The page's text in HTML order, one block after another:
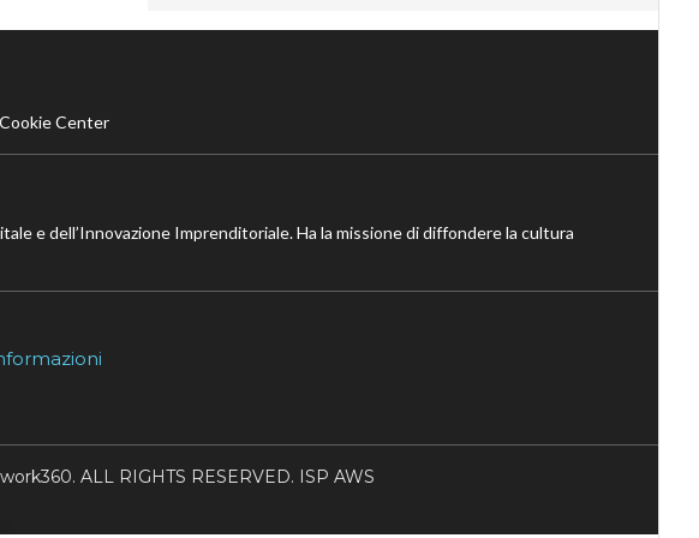
Cookie Center
e dell’Innovazione Imprenditoriale. Ha la missione di diffondere la cultura
ALL RIGHTS RESERVED. ISP AWS